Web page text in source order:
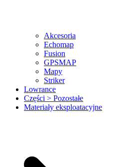
Akcesoria
Echomap
Fusion
GPSMAP
Mapy
Striker
Lowrance
Części > Pozostałe
Materiały eksploatacyjne